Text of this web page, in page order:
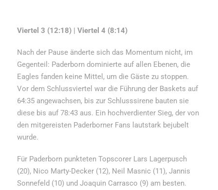
Viertel 3 (12:18) | Viertel 4 (8:14)
Nach der Pause änderte sich das Momentum nicht, im
Gegenteil: Paderborn dominierte auf allen Ebenen, die
Eagles fanden keine Mittel, um die Gäste zu stoppen.
Vor dem Schlussviertel war die Führung der Baskets auf
64:35 angewachsen, bis zur Schlusssirene bauten sie
diese bis auf 78:43 aus. Ein hochverdienter Sieg, der von
den mitgereisten Paderborner Fans lautstark bejubelt
wurde.
Für Paderborn punkteten Topscorer Lars Lagerpusch
(20), Nico Marty-Decker (12), Neil Masnic (11), Jannis
Sonnefeld (10) und Joaquin Carrasco (9) am besten.